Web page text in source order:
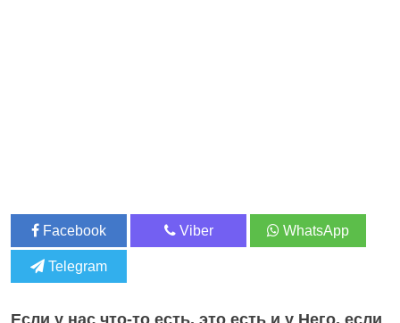
Facebook Viber WhatsApp
Telegram
Если у нас что-то есть, это есть и у Него, если